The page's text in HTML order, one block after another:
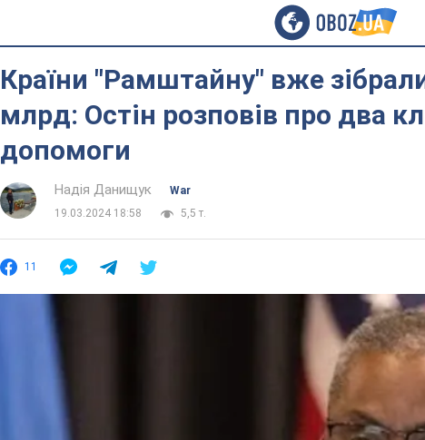
Країни "Рамштайну" вже
млрд: Остін розповів про два
допомоги
Надія Данищук
War
19.03.2024 18:58
5,5 т.
11